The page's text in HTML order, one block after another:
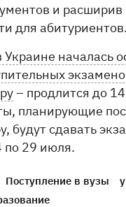
и расширив
для абитуриентов.
Украине началась
– продлится до
планирующие
будут сдавать
по 29 июля.
Поступление в вузы